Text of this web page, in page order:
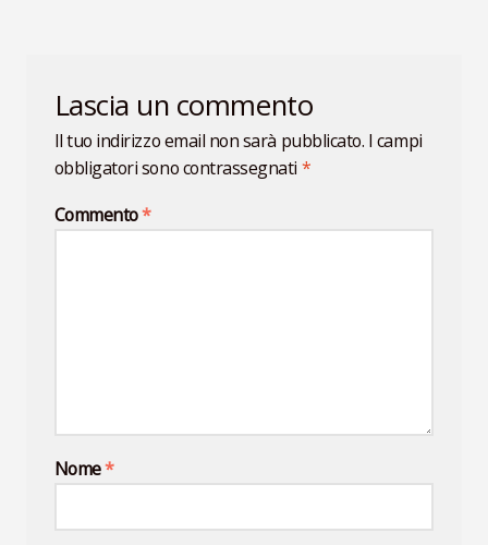
Lascia un commento
Il tuo indirizzo email non sarà pubblicato. I campi
obbligatori sono contrassegnati *
Commento*
Nome*